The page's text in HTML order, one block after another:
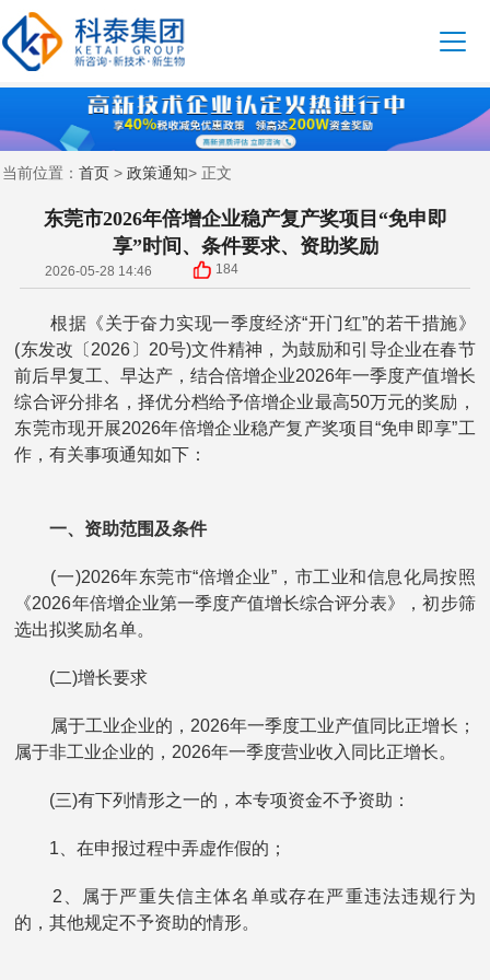
当前位置： 首页 > 政策通知> 正文
东莞市2026年倍增企业稳产复产奖项目“免申即
享”时间、条件要求、资助奖励
2026-05-28 14:46 184
根据《关于奋力实现一季度经济“开门红”的若干措施》
(东发改〔2026〕20号)文件精神，为鼓励和引导企业在春节
前后早复工、早达产，结合倍增企业2026年一季度产值增长
综合评分排名，择优分档给予倍增企业最高50万元的奖励，
东莞市现开展2026年倍增企业稳产复产奖项目“免申即享”工
作，有关事项通知如下：
一、资助范围及条件
(一)2026年东莞市“倍增企业”，市工业和信息化局按照
《2026年倍增企业第一季度产值增长综合评分表》，初步筛
选出拟奖励名单。
(二)增长要求
属于工业企业的，2026年一季度工业产值同比正增长；
属于非工业企业的，2026年一季度营业收入同比正增长。
(三)有下列情形之一的，本专项资金不予资助：
1、在申报过程中弄虚作假的；
2、属于严重失信主体名单或存在严重违法违规行为
的，其他规定不予资助的情形。